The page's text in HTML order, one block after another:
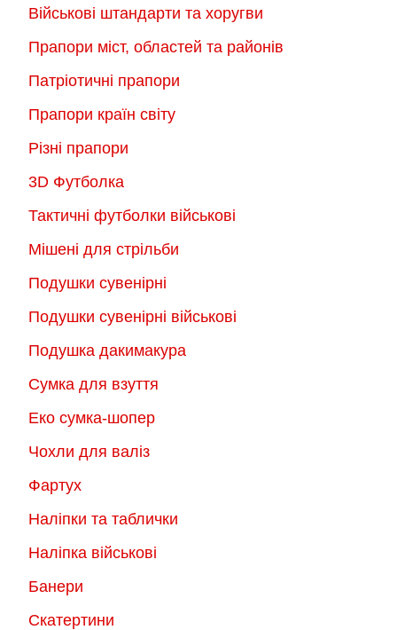
Військові штандарти та хоругви
Прапори міст, областей та районів
Патріотичні прапори
Прапори країн світу
Різні прапори
3D Футболка
Тактичні футболки військові
Мішені для стрільби
Подушки сувенірні
Подушки сувенірні військові
Подушка дакимакура
Сумка для взуття
Еко сумка-шопер
Чохли для валіз
Фартух
Наліпки та таблички
Наліпка військові
Банери
Скатертини